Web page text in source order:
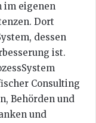
im eigenen
Dort
dessen
ist.
Consulting
Behörden und
und